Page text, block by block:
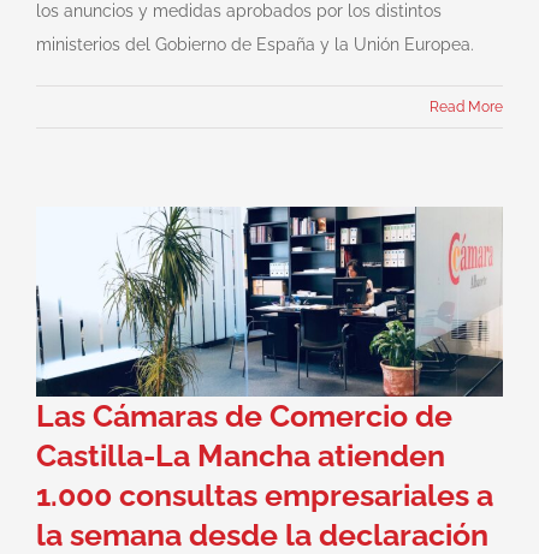
los anuncios y medidas aprobados por los distintos
ministerios del Gobierno de España y la Unión Europea.
Read More
Las Cámaras de Comercio de
Castilla-La Mancha atienden
1.000 consultas empresariales a
la semana desde la declaración